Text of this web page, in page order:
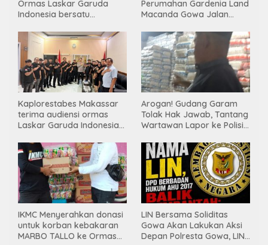
Ormas Laskar Garuda
Indonesia bersatu
Perumahan Gardenia Land
Macanda Gowa Jalan
Gunakan Material
Tambang Ilegal
Kaplorestabes Makassar
terima audiensi ormas
Laskar Garuda Indonesia
hingga kegiatan sosial.
Arogan! Gudang Garam
Tolak Hak Jawab, Tantang
Wartawan Lapor ke Polisi
IKMC Menyerahkan donasi
untuk korban kebakaran
MARBO TALLO ke Ormas
LIN Bersama Soliditas
Gowa Akan Lakukan Aksi
Depan Polresta Gowa, LIN